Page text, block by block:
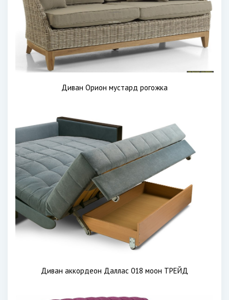
Диван Орион мустард рогожка
Диван аккордеон Даллас 018 моон ТРЕЙД